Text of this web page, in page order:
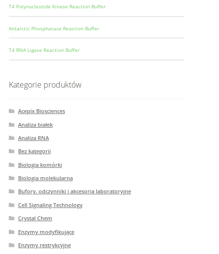
T4 Polynucleotide Kinase Reaction Buffer
Antarctic Phosphatase Reaction Buffer
T4 RNA Ligase Reaction Buffer
Kategorie produktów
Acepix Biosciences
Analiza białek
Analiza RNA
Bez kategorii
Biologia komórki
Biologia molekularna
Bufory. odczynniki i akcesoria laboratoryjne
Cell Signaling Technology
Crystal Chem
Enzymy modyfikujące
Enzymy restrykcyjne